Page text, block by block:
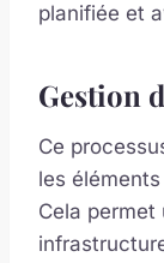
planifiée et
Gestion
Ce
les
Cela permet